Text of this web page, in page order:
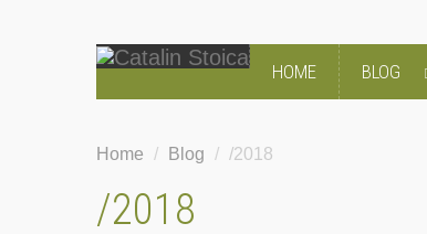
HOME BLOG
Home / Blog / /2018
/2018